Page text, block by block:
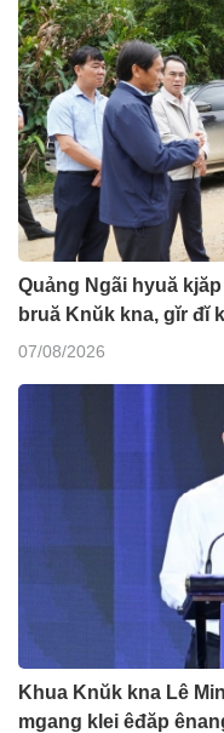
Quảng Ngãi hyuă
bruă Knŭk kna, gĭr đĭ
07/08/2026
Khua Knŭk kna Lê
mgang klei êđăp